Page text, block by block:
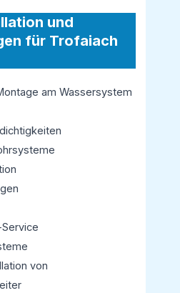
und
für Trofaiach
am Wassersystem
von